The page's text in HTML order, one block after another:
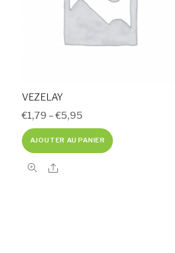
VEZELAY
€1,79 –€5,95
AJOUTER AU PANIER